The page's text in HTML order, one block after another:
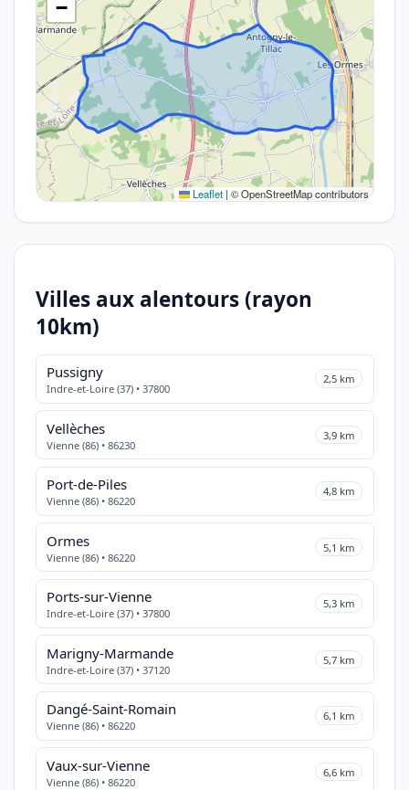
−
Leaflet | © OpenStreetMap contributors
Villes aux alentours (rayon
10km)
Pussigny
Indre-et-Loire (37) • 37800
2,5 km
Vellèches
Vienne (86) • 86230
3,9 km
Port-de-Piles
Vienne (86) • 86220
4,8 km
Ormes
Vienne (86) • 86220
5,1 km
Ports-sur-Vienne
Indre-et-Loire (37) • 37800
5,3 km
Marigny-Marmande
Indre-et-Loire (37) • 37120
5,7 km
Dangé-Saint-Romain
Vienne (86) • 86220
6,1 km
Vaux-sur-Vienne
Vienne (86) • 86220
6,6 km